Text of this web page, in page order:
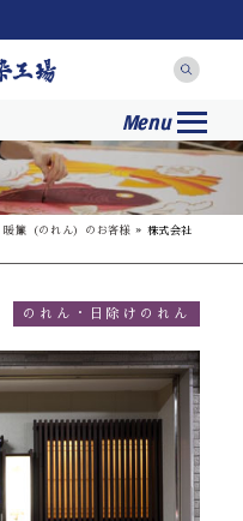
Menu
暖簾（のれん）のお客様 » 株式会社
のれん・日除けのれん